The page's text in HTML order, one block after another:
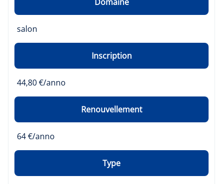
salon
Inscription
44,80 €/anno
Renouvellement
64 €/anno
Type